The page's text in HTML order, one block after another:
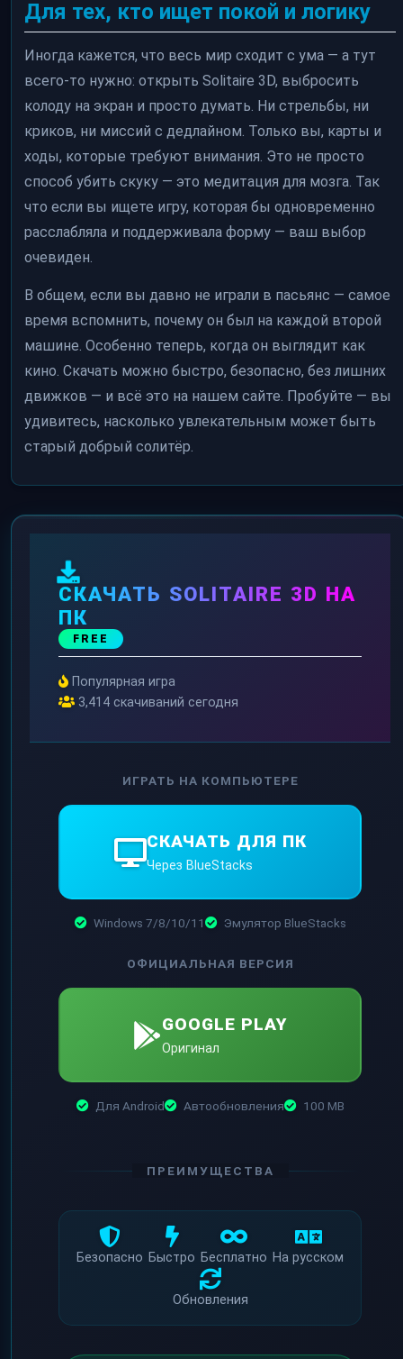
Для тех, кто ищет покой и логику
Иногда кажется, что весь мир сходит с ума — а тут
всего-то нужно: открыть Solitaire 3D, выбросить
колоду на экран и просто думать. Ни стрельбы, ни
криков, ни миссий с дедлайном. Только вы, карты и
ходы, которые требуют внимания. Это не просто
способ убить скуку — это медитация для мозга. Так
что если вы ищете игру, которая бы одновременно
расслабляла и поддерживала форму — ваш выбор
очевиден.
В общем, если вы давно не играли в пасьянс — самое
время вспомнить, почему он был на каждой второй
машине. Особенно теперь, когда он выглядит как
кино. Скачать можно быстро, безопасно, без лишних
движков — и всё это на нашем сайте. Пробуйте — вы
удивитесь, насколько увлекательным может быть
старый добрый солитёр.
СКАЧАТЬ SOLITAIRE 3D НА
ПК
FREE
Популярная игра
3,414 скачиваний сегодня
ИГРАТЬ НА КОМПЬЮТЕРЕ
СКАЧАТЬ ДЛЯ ПК
Через BlueStacks
Windows 7/8/10/11 Эмулятор BlueStacks
ОФИЦИАЛЬНАЯ ВЕРСИЯ
GOOGLE PLAY
Оригинал
Для Android Автообновления 100 MB
ПРЕИМУЩЕСТВА
Безопасно Быстро Бесплатно На русском
Обновления